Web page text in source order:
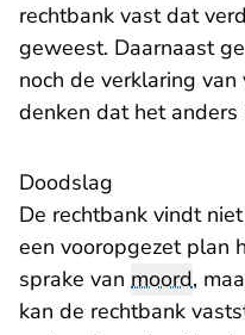
rechtbank vast dat
geweest. Daarnaast
noch de verklaring
denken dat het anders
Doodslag
De rechtbank vindt
een vooropgezet plan
sprake van moord,
kan de rechtbank